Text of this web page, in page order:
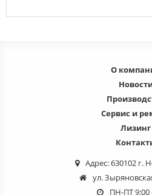
О
Сервис и
Лизинг
Адрес: 630102 г.
ул.
ПН-ПТ 9:00